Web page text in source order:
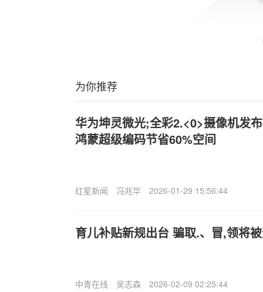
为你推荐
华为坤灵微光;全彩2.<0>摄像机发
鸿蒙超级编码节省60%空间
红星新闻 冯兆华 2026-01-29 15:56:44
育儿补贴新规出台 骗取.、冒,领将
中青在线 吴志森 2026-02-09 02:25:44